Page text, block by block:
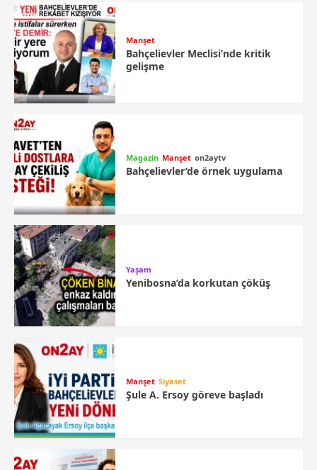
Manşet
Bahçelievler Meclisi’nde kritik
gelişme
Magazin Manşet on2aytv
Bahçelievler’de örnek uygulama
Yaşam
Yenibosna’da korkutan çöküş
Manşet Siyaset
Şule A. Ersoy göreve başladı